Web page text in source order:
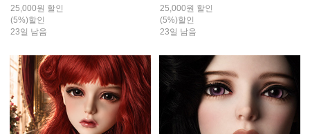
25,000원 할인
(5%)할인
23일 남음
25,000원 할인
(5%)할인
23일 남음